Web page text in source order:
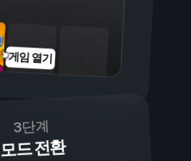
게임 열기
3단계
모드 전환